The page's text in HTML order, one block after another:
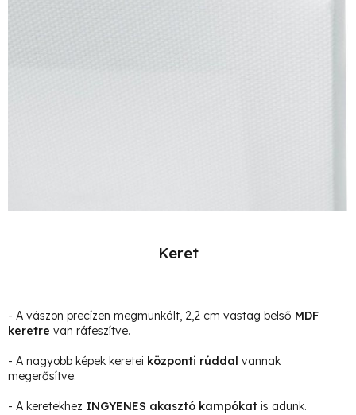
Keret
- A vászon precízen megmunkált, 2,2 cm vastag belső MDF
keretre van ráfeszítve.
- A nagyobb képek keretei központi rúddal vannak
megerősítve.
- A keretekhez INGYENES akasztó kampókat is adunk.